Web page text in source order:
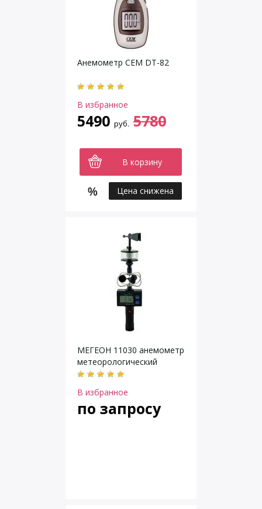
Анемометр CEM DT-82
В избранное
5490 руб. 5780
В корзину
Цена снижена
МЕГЕОН 11030 анемометр
метеорологический
В избранное
по запросу